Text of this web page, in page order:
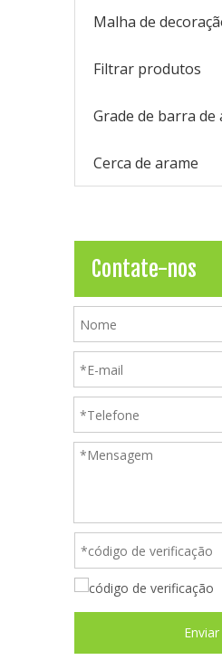
Malha de
Filtrar produtos
Grade de barra de
Cerca de arame
Contate-nos
Enviar